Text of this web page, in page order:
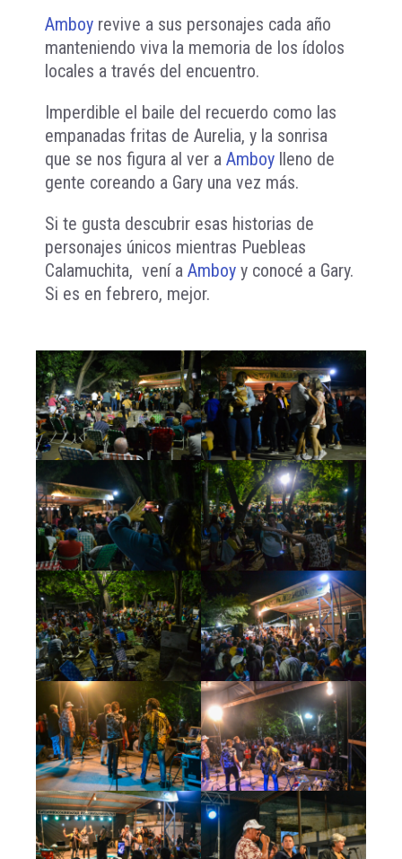
Amboy revive a sus personajes cada año
manteniendo viva la memoria de los ídolos
locales a través del encuentro.
Imperdible el baile del recuerdo como las
empanadas fritas de Aurelia, y la sonrisa
que se nos figura al ver a Amboy lleno de
gente coreando a Gary una vez más.
Si te gusta descubrir esas historias de
personajes únicos mientras Puebleas
Calamuchita, vení a Amboy y conocé a Gary.
Si es en febrero, mejor.